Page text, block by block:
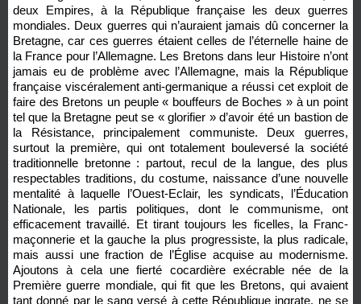
deux Empires, à la République française les deux guerres
mondiales. Deux guerres qui n’auraient jamais dû concerner la
Bretagne, car ces guerres étaient celles de l’éternelle haine de
la France pour l’Allemagne. Les Bretons dans leur Histoire n’ont
jamais eu de problème avec l’Allemagne, mais la République
française viscéralement anti-germanique a réussi cet exploit de
faire des Bretons un peuple « bouffeurs de Boches » à un point
tel que la Bretagne peut se « glorifier » d’avoir été un bastion de
la Résistance, principalement communiste. Deux guerres,
surtout la première, qui ont totalement bouleversé la société
traditionnelle bretonne : partout, recul de la langue, des plus
respectables traditions, du costume, naissance d’une nouvelle
mentalité à laquelle l’Ouest-Eclair, les syndicats, l’Éducation
Nationale, les partis politiques, dont le communisme, ont
efficacement travaillé. Et tirant toujours les ficelles, la Franc-
maçonnerie et la gauche la plus progressiste, la plus radicale,
mais aussi une fraction de l’Église acquise au modernisme.
Ajoutons à cela une fierté cocardière exécrable née de la
Première guerre mondiale, qui fit que les Bretons, qui avaient
tant donné par le sang versé à cette République ingrate, ne se